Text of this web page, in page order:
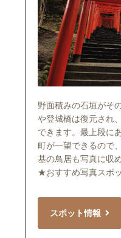
野面積みの石垣がそ
や登城橋は復元され
できます。最上段に
町が一望できるので
基の鳥居も写真に収
★おすすめ写真スポ
スポット情報